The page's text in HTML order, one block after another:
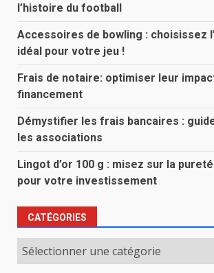
l’histoire du football
Accessoires de bowling : choisissez
idéal pour votre jeu !
Frais de notaire: optimiser leur
financement
Démystifier les frais bancaires :
les associations
Lingot d’or 100 g : misez sur la
pour votre investissement
CATÉGORIES
Catégories